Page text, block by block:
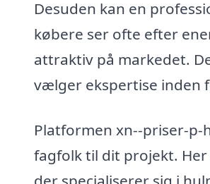
Desuden kan en
købere ser ofte efter
attraktiv på markedet.
vælger ekspertise inden
Platformen xn--priser-
fagfolk til dit projekt.